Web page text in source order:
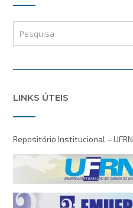
LINKS ÚTEIS
Repositório Institucional – UFRN